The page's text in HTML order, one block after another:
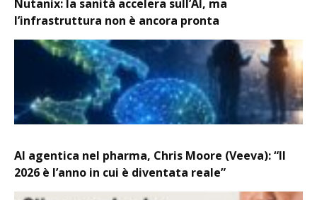
Nutanix: la sanità accelera sull’AI, ma
l’infrastruttura non è ancora pronta
AI agentica nel pharma, Chris Moore (Veeva): “Il
2026 è l’anno in cui è diventata reale”